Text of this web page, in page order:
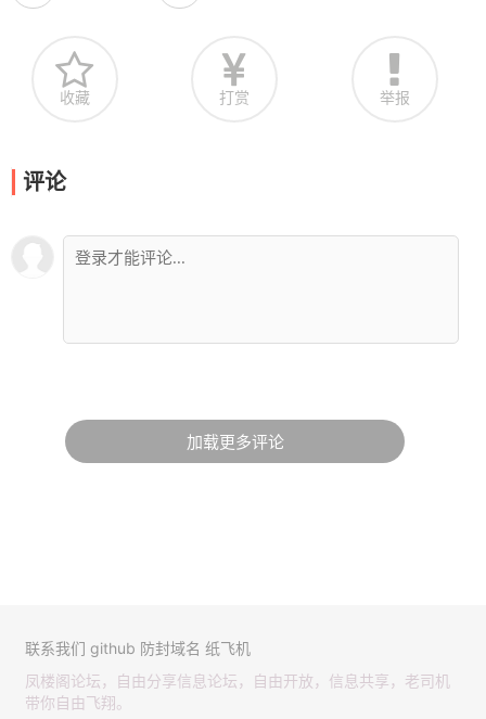
收藏 打赏 举报
评论
加载更多评论
联系我们 github 防封域名 纸飞机
凤楼阁论坛，自由分享信息论坛，自由开放，信息共享，老司机
带你自由飞翔。